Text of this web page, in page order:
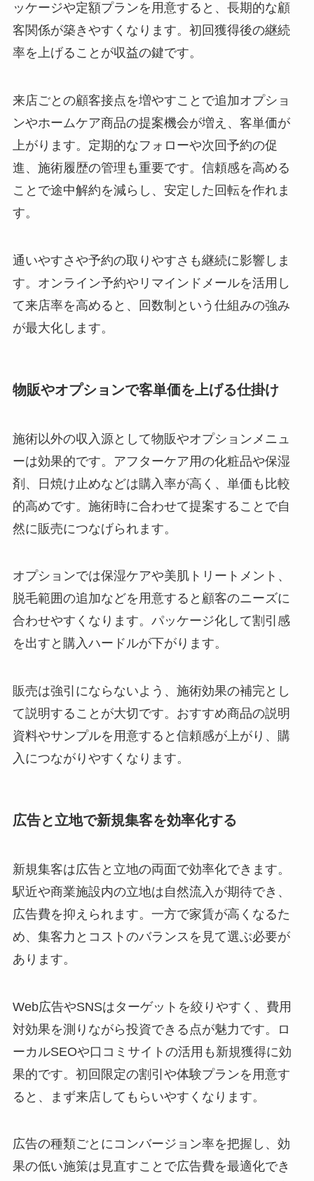
ッケージや定額プランを用意すると、長期的な顧
客関係が築きやすくなります。初回獲得後の継続
率を上げることが収益の鍵です。
来店ごとの顧客接点を増やすことで追加オプショ
ンやホームケア商品の提案機会が増え、客単価が
上がります。定期的なフォローや次回予約の促
進、施術履歴の管理も重要です。信頼感を高める
ことで途中解約を減らし、安定した回転を作れま
す。
通いやすさや予約の取りやすさも継続に影響しま
す。オンライン予約やリマインドメールを活用し
て来店率を高めると、回数制という仕組みの強み
が最大化します。
物販やオプションで客単価を上げる仕掛け
施術以外の収入源として物販やオプションメニュ
ーは効果的です。アフターケア用の化粧品や保湿
剤、日焼け止めなどは購入率が高く、単価も比較
的高めです。施術時に合わせて提案することで自
然に販売につなげられます。
オプションでは保湿ケアや美肌トリートメント、
脱毛範囲の追加などを用意すると顧客のニーズに
合わせやすくなります。パッケージ化して割引感
を出すと購入ハードルが下がります。
販売は強引にならないよう、施術効果の補完とし
て説明することが大切です。おすすめ商品の説明
資料やサンプルを用意すると信頼感が上がり、購
入につながりやすくなります。
広告と立地で新規集客を効率化する
新規集客は広告と立地の両面で効率化できます。
駅近や商業施設内の立地は自然流入が期待でき、
広告費を抑えられます。一方で家賃が高くなるた
め、集客力とコストのバランスを見て選ぶ必要が
あります。
Web広告やSNSはターゲットを絞りやすく、費用
対効果を測りながら投資できる点が魅力です。ロ
ーカルSEOや口コミサイトの活用も新規獲得に効
果的です。初回限定の割引や体験プランを用意す
ると、まず来店してもらいやすくなります。
広告の種類ごとにコンバージョン率を把握し、効
果の低い施策は見直すことで広告費を最適化でき